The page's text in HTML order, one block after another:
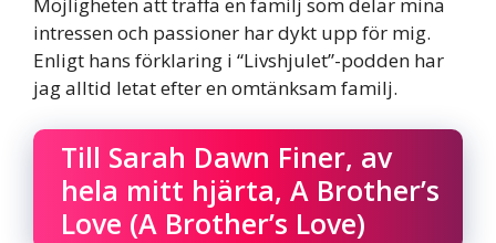
intressen och passioner har dykt upp för mig.
Enligt hans förklaring i “Livshjulet”-podden har
jag alltid letat efter en omtänksam familj.
Till Sarah Dawn Finer, av
hela mitt hjärta, A Brother’s
Love (A Brother’s Love)